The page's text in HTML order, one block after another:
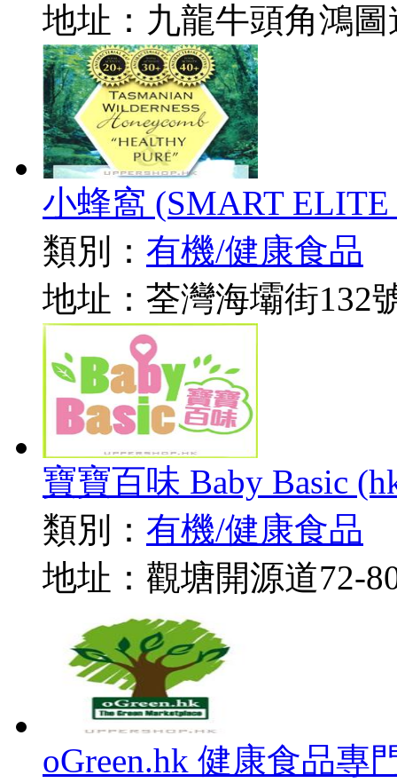
地址：九龍牛頭角鴻
小蜂窩 (SMART ELITE
類別： 有機/健康食品
地址：荃灣海壩街132
寶寶百味 Baby Basic
類別： 有機/健康食品
地址：觀塘開源道72-
oGreen.hk 健康食品專